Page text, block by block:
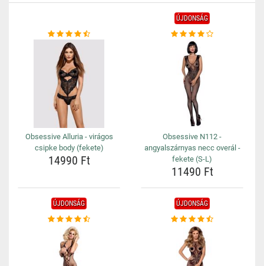
Obsessive Alluria - virágos
csipke body (fekete)
14990 Ft
ÚJDONSÁG
Obsessive N112 -
angyalszárnyas necc overál -
fekete (S-L)
11490 Ft
ÚJDONSÁG ÚJDONSÁG